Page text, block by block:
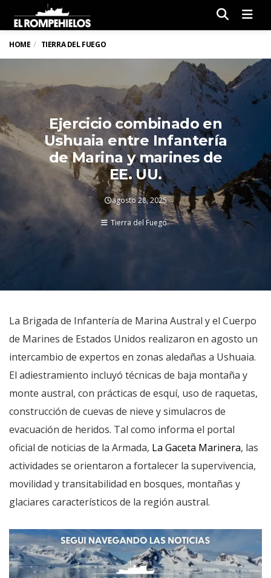
HOME TIERRA DEL FUEGO
Ejercicio combinado en
Ushuaia entre Infantería
de Marina y marines de
EE. UU.
agosto 28, 2025
Tierra del Fuego
La Brigada de Infantería de Marina Austral y el Cuerpo
de Marines de Estados Unidos realizaron en agosto un
intercambio de expertos en zonas aledañas a Ushuaia.
El adiestramiento incluyó técnicas de baja montaña y
monte austral, con prácticas de esquí, uso de raquetas,
construcción de cuevas de nieve y simulacros de
evacuación de heridos. Tal como informa el portal
oficial de noticias de la Armada, La Gaceta Marinera, las
actividades se orientaron a fortalecer la supervivencia,
movilidad y transitabilidad en bosques, montañas y
glaciares característicos de la región austral.